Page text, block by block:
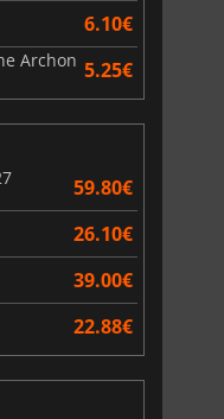
6.10€
Archon 5.25€
59.80€
26.10€
39.00€
22.88€